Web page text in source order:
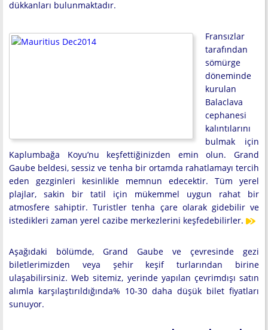
dükkanları bulunmaktadır.
Fransızlar
tarafından
sömürge
döneminde
kurulan
Balaclava
cephanesi
kalıntılarını
bulmak için
Kaplumbağa Koyu’nu keşfettiğinizden emin olun. Grand
Gaube beldesi, sessiz ve tenha bir ortamda rahatlamayı tercih
eden gezginleri kesinlikle memnun edecektir. Tüm yerel
plajlar, sakin bir tatil için mükemmel uygun rahat bir
atmosfere sahiptir. Turistler tenha çare olarak gidebilir ve
istedikleri zaman yerel cazibe merkezlerini keşfedebilirler.
Aşağıdaki bölümde, Grand Gaube ve çevresinde gezi
biletlerimizden veya şehir keşif turlarından birine
ulaşabilirsiniz. Web sitemiz, yerinde yapılan çevrimdışı satın
alımla karşılaştırıldığında% 10-30 daha düşük bilet fiyatları
sunuyor.